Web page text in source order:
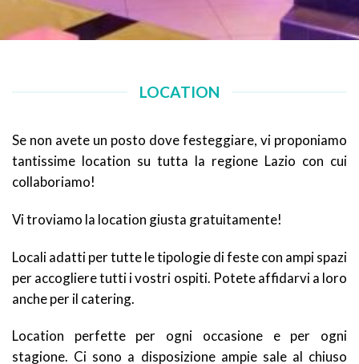
LOCATION
Se non avete un posto dove festeggiare, vi proponiamo
tantissime location su tutta la regione Lazio con cui
collaboriamo!
Vi troviamo la location giusta gratuitamente!
Locali adatti per tutte le tipologie di feste con ampi spazi
per accogliere tutti i vostri ospiti. Potete affidarvi a loro
anche per il catering.
Location perfette per ogni occasione e per ogni
stagione. Ci sono a disposizione ampie sale al chiuso